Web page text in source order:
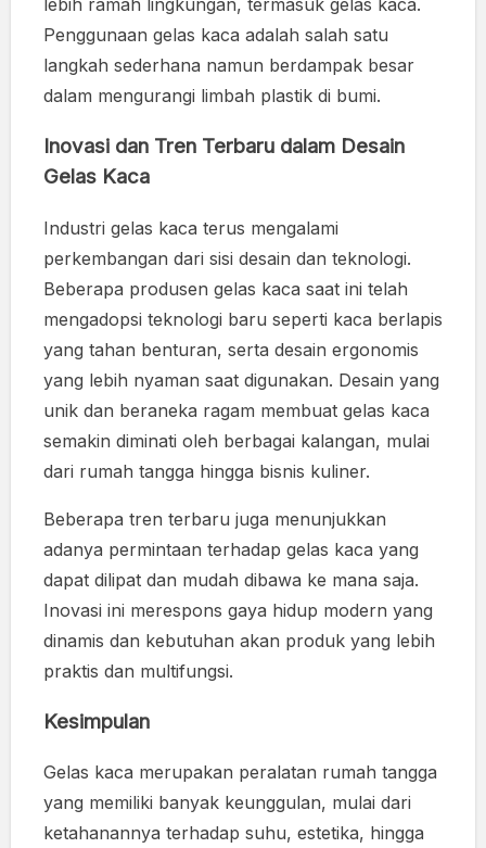
lebih ramah lingkungan, termasuk gelas kaca.
Penggunaan gelas kaca adalah salah satu
langkah sederhana namun berdampak besar
dalam mengurangi limbah plastik di bumi.
Inovasi dan Tren Terbaru dalam Desain
Gelas Kaca
Industri gelas kaca terus mengalami
perkembangan dari sisi desain dan teknologi.
Beberapa produsen gelas kaca saat ini telah
mengadopsi teknologi baru seperti kaca berlapis
yang tahan benturan, serta desain ergonomis
yang lebih nyaman saat digunakan. Desain yang
unik dan beraneka ragam membuat gelas kaca
semakin diminati oleh berbagai kalangan, mulai
dari rumah tangga hingga bisnis kuliner.
Beberapa tren terbaru juga menunjukkan
adanya permintaan terhadap gelas kaca yang
dapat dilipat dan mudah dibawa ke mana saja.
Inovasi ini merespons gaya hidup modern yang
dinamis dan kebutuhan akan produk yang lebih
praktis dan multifungsi.
Kesimpulan
Gelas kaca merupakan peralatan rumah tangga
yang memiliki banyak keunggulan, mulai dari
ketahanannya terhadap suhu, estetika, hingga